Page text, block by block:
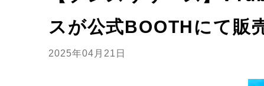
スが公式BOOTHにて販
2025年04月21日